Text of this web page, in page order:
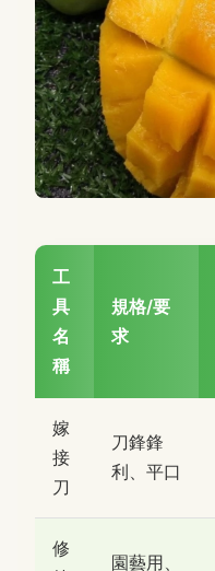
工
具
名
稱
規格/要
求
嫁
接
刀
刀鋒鋒
利、平口
修
園藝用、